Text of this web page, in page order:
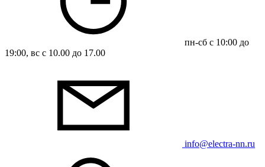
пн-сб с 10:00 до
19:00, вс с 10.00 до 17.00
info@electra-nn.ru